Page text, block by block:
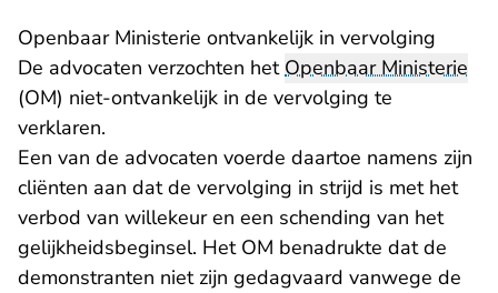
Openbaar Ministerie ontvankelijk in vervolging
De advocaten verzochten hetOpenbaar Ministerie
(OM) niet-ontvankelijk in de vervolging te
verklaren.
Een van de advocaten voerde daartoe namens zijn
cliënten aan dat de vervolging in strijd is met het
verbod van willekeur en een schending van het
gelijkheidsbeginsel. Het OM benadrukte dat de
demonstranten niet zijn gedagvaard vanwege de